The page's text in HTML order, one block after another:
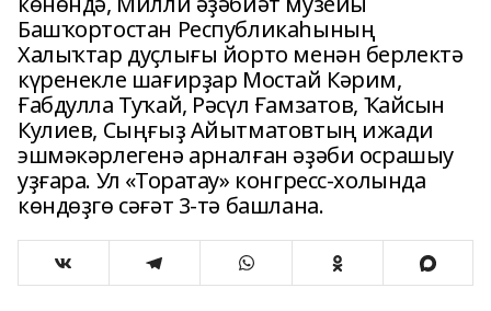
Башҡортостан Республикаһының
Халыҡтар дуҫлығы йорто менән берлектә
күренекле шағирҙар Мостай Кәрим,
Ғабдулла Туҡай, Рәсүл Ғамзатов, Ҡайсын
Кулиев, Сыңғыҙ Айытматовтың ижади
эшмәкәрлегенә арналған әҙәби осрашыу
уҙғара. Ул «Торатау» конгресс-холында
көндөҙгө сәғәт 3-тә башлана.